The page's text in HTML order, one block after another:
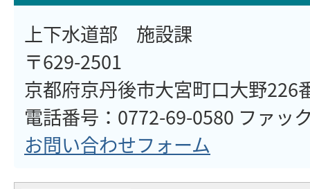
上下水道部 施設課
〒629-2501
京都府京丹後市大宮町口大野226
電話番号：0772-69-0580 ファッ
お問い合わせフォーム